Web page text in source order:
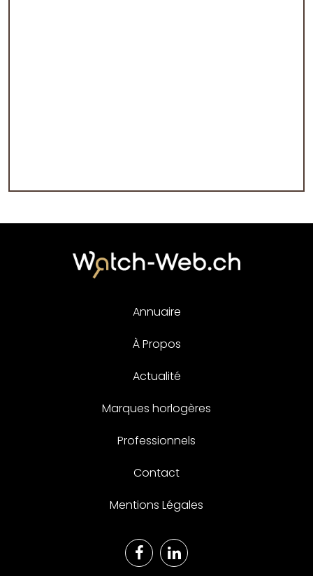
Annuaire
À Propos
Actualité
Marques horlogères
Professionnels
Contact
Mentions Légales